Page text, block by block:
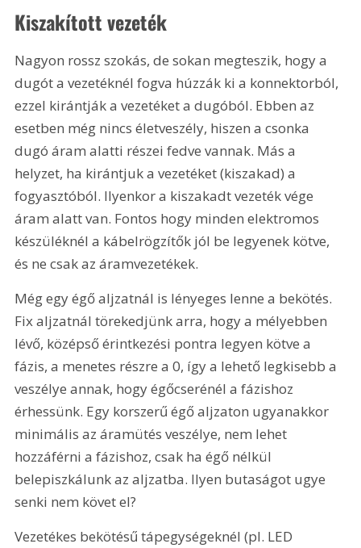
Kiszakított vezeték
Nagyon rossz szokás, de sokan megteszik, hogy a
dugót a vezetéknél fogva húzzák ki a konnektorból,
ezzel kirántják a vezetéket a dugóból. Ebben az
esetben még nincs életveszély, hiszen a csonka
dugó áram alatti részei fedve vannak. Más a
helyzet, ha kirántjuk a vezetéket (kiszakad) a
fogyasztóból. Ilyenkor a kiszakadt vezeték vége
áram alatt van. Fontos hogy minden elektromos
készüléknél a kábelrögzítők jól be legyenek kötve,
és ne csak az áramvezetékek.
Még egy égő aljzatnál is lényeges lenne a bekötés.
Fix aljzatnál törekedjünk arra, hogy a mélyebben
lévő, középső érintkezési pontra legyen kötve a
fázis, a menetes részre a 0, így a lehető legkisebb a
veszélye annak, hogy égőcserénél a fázishoz
érhessünk. Egy korszerű égő aljzaton ugyanakkor
minimális az áramütés veszélye, nem lehet
hozzáférni a fázishoz, csak ha égő nélkül
belepiszkálunk az aljzatba. Ilyen butaságot ugye
senki nem követ el?
Vezetékes bekötésű tápegységeknél (pl. LED